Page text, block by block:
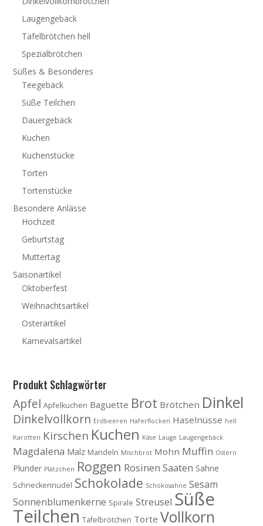
Laugengebäck
Tafelbrötchen hell
Spezialbrötchen
Süßes & Besonderes
Teegebäck
Süße Teilchen
Dauergebäck
Kuchen
Kuchenstücke
Torten
Tortenstücke
Besondere Anlässe
Hochzeit
Geburtstag
Muttertag
Saisonartikel
Oktoberfest
Weihnachtsartikel
Osterartikel
Karnevalsartikel
Produkt Schlagwörter
Apfel Apfelkuchen Baguette Brot Brötchen Dinkel
Dinkelvollkorn Erdbeeren Haferflocken Haselnüsse hell
Karotten Kirschen Kuchen Käse Lauge Laugengebäck
Magdalena Malz Mandeln Mischbrot Mohn Muffin Ostern
Plunder Plätzchen Roggen Rosinen Saaten Sahne
Schneckennudel Schokolade Schokosahne Sesam
Sonnenblumenkerne Spirale Streusel Süße
Teilchen Tafelbrötchen Torte Vollkorn